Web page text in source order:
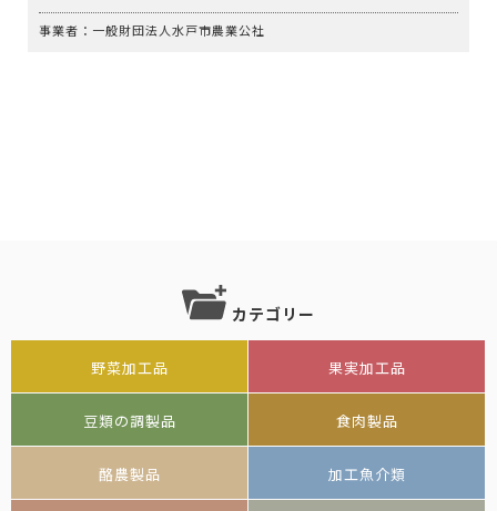
事業者：一般財団法人水戸市農業公社
カテゴリー
野菜加工品 果実加工品
豆類の調製品 食肉製品
酪農製品 加工魚介類